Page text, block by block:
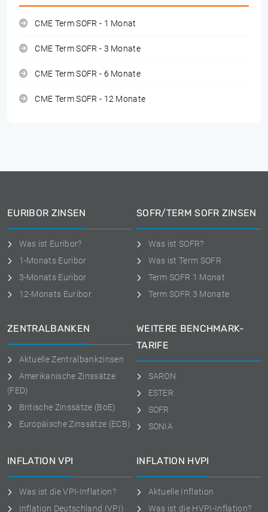
CME Term SOFR - 1 Monat
CME Term SOFR - 3 Monate
CME Term SOFR - 6 Monate
CME Term SOFR - 12 Monate
EURIBOR ZINSEN
Was ist Euribor?
1-Monats Euribor
3-Monats Euribor
12-Monats Euribor
SOFR/TERM SOFR ZINSEN
Was ist SOFR?
Was ist Term SOFR
Term SOFR 1 Monat
Term SOFR 3 Monate
ZENTRALBANKEN
Aktuelle Zentralbankzinsen
Amerikanische Zinssätze
(FED)
Britische Zinssätze (BoE)
Europäische Zinssätze (ECB)
WEITERE BENCHMARK-
TARIFE
SARON
ESTER
SOFR
SONIA
INFLATION VPI
Was ist die VPI-Inflation?
Inflation Deutschland (VPI)
INFLATION HVPI
Aktuelle Inflation
Was ist die HVPI-Inflation?